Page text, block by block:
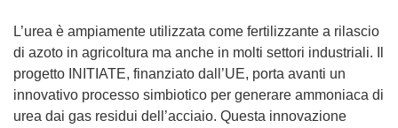
L’urea è ampiamente utilizzata come fertilizzante a rilascio
di azoto in agricoltura ma anche in molti settori industriali. Il
progetto INITIATE, finanziato dall’UE, porta avanti un
innovativo processo simbiotico per generare ammoniaca di
urea dai gas residui dell’acciaio. Questa innovazione